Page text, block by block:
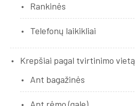
Rankinės
Telefonų laikikliai
Krepšiai pagal tvirtinimo vietą
Ant bagažinės